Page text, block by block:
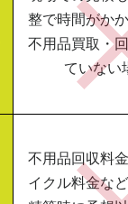
整で時間がか
不用品買取・
ていない
不用品回収料
イクル料金な